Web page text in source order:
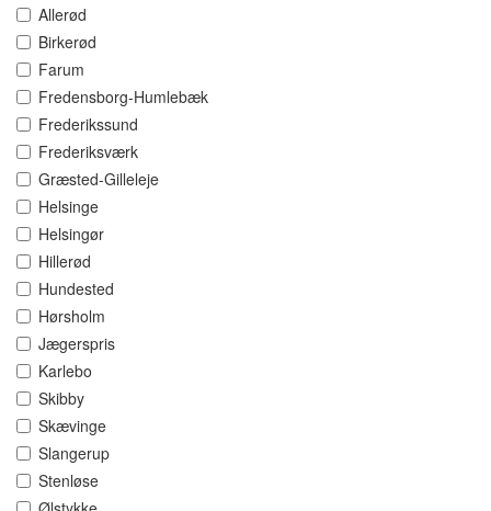
Allerød
Birkerød
Farum
Fredensborg-Humlebæk
Frederikssund
Frederiksværk
Græsted-Gilleleje
Helsinge
Helsingør
Hillerød
Hundested
Hørsholm
Jægerspris
Karlebo
Skibby
Skævinge
Slangerup
Stenløse